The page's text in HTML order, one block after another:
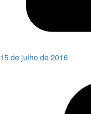
15 de julho de 2016